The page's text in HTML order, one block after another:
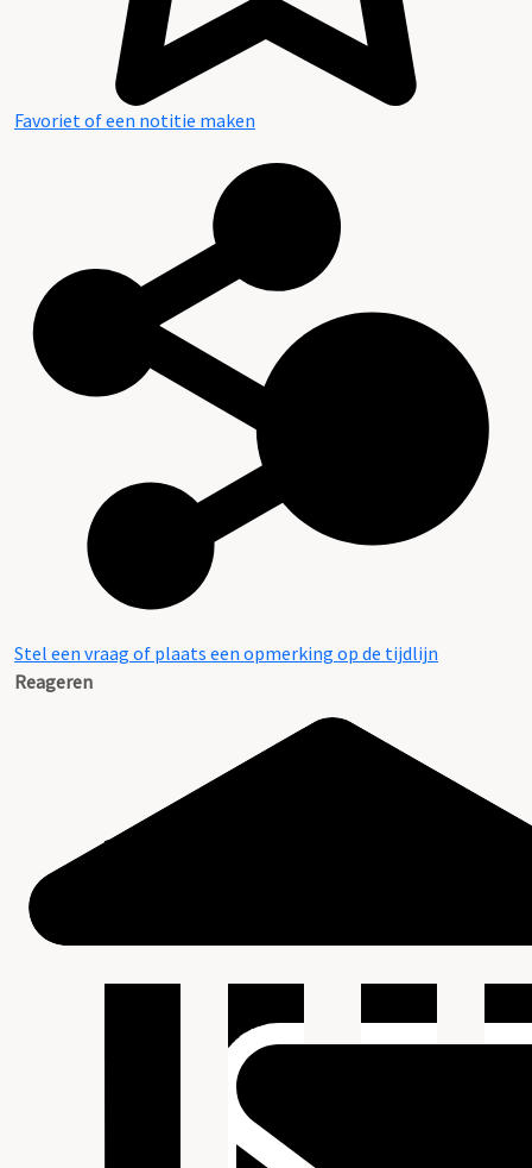
Favoriet of een notitie maken
Stel een vraag of plaats een opmerking op de tijdlijn
Reageren